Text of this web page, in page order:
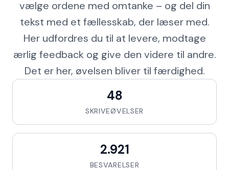
vælge ordene med omtanke – og del din
tekst med et fællesskab, der læser med.
Her udfordres du til at levere, modtage
ærlig feedback og give den videre til andre.
Det er her, øvelsen bliver til færdighed.
48
SKRIVEØVELSER
2.921
BESVARELSER